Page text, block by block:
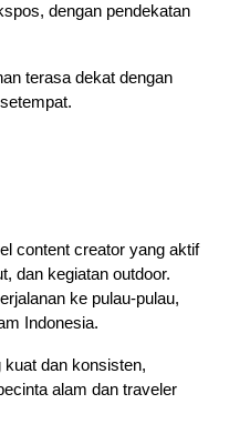
dengan pendekatan
terasa dekat dengan
content creator yang aktif
dan kegiatan outdoor.
ke pulau-pulau,
Indonesia.
dan konsisten,
alam dan traveler